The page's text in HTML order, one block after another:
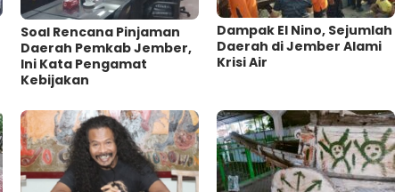
‎Soal Rencana Pinjaman
Daerah Pemkab Jember,
Ini Kata Pengamat
Kebijakan ‎
Dampak El Nino, Sejumlah
Daerah di Jember Alami
Krisi Air